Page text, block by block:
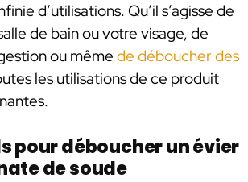
d’utilisations. Qu’il s’agisse de
de bain ou votre visage, de
ou même de déboucher des
les utilisations de ce produit
pour déboucher un évier
de soude